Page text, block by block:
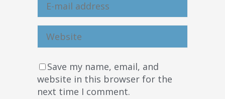
Save my name, email, and
website in this browser for the
next time I comment.